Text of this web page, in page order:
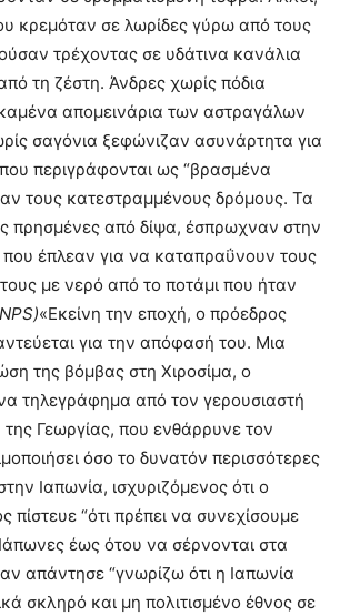
κρεμόταν σε λωρίδες γύρω από τους
τρέχοντας σε υδάτινα κανάλια
τη ζέστη. Άνδρες χωρίς πόδια
απομεινάρια των αστραγάλων
σαγόνια ξεφώνιζαν ασυνάρτητα για
περιγράφονται ως “βρασμένα
τους κατεστραμμένους δρόμους. Τα
πρησμένες από δίψα, έσπρωχναν στην
έπλεαν για να καταπραΰνουν τους
με νερό από το ποτάμι που ήταν
NPS)«Εκείνη την εποχή, ο πρόεδρος
για την απόφασή του. Μια
της βόμβας στη Χιροσίμα, ο
τηλεγράφημα από τον γερουσιαστή
Γεωργίας, που ενθάρρυνε τον
όσο το δυνατόν περισσότερες
Ιαπωνία, ισχυριζόμενος ότι ο
πίστευε “ότι πρέπει να συνεχίσουμε
έως ότου να σέρνονται στα
απάντησε “γνωρίζω ότι η Ιαπωνία
σκληρό και μη πολιτισμένο έθνος σε